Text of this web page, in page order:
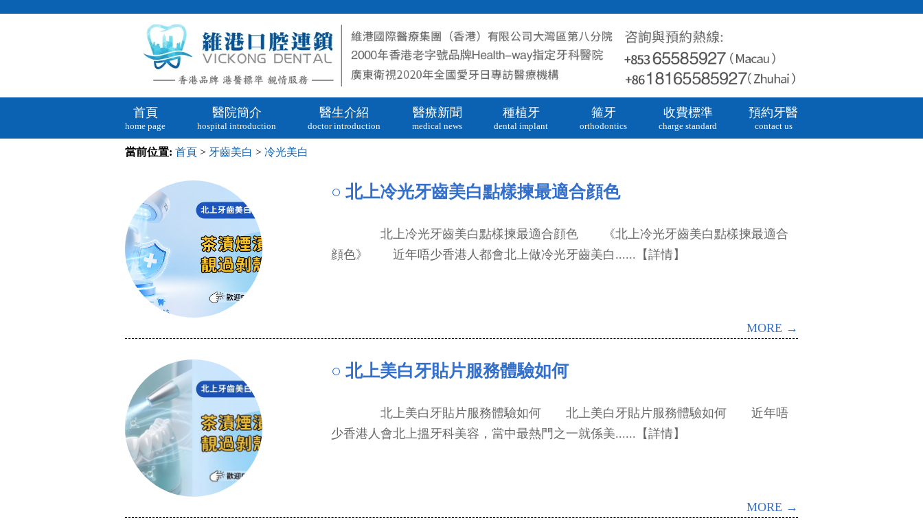
首頁
home page
醫院簡介
hospital introduction
醫生介紹
doctor introduction
醫療新聞
medical news
種植牙
dental implant
箍牙
orthodontics
收費標準
charge standard
預約牙醫
contact us
當前位置: 首頁 > 牙齒美白 > 冷光美白
○ 北上冷光牙齒美白點樣揀最適合顔色
北上冷光牙齒美白點樣揀最適合顔色 《北上冷光牙齒美白點樣揀最適合
顔色》 近年唔少香港人都會北上做冷光牙齒美白......【詳情】
MORE →
○ 北上美白牙貼片服務體驗如何
北上美白牙貼片服務體驗如何 北上美白牙貼片服務體驗如何 近年唔
少香港人會北上搵牙科美容，當中最熱門之一就係美......【詳情】
MORE →